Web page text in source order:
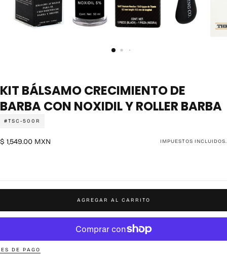
KIT BÁLSAMO CRECIMIENTO DE
BARBA CON NOXIDIL Y ROLLER BARBA
#TSC-500R
$
Precio
$ 1,549.00 MXN IMPUESTOS INCLUIDOS.
AGREGAR AL CARRITO
DE PAGO